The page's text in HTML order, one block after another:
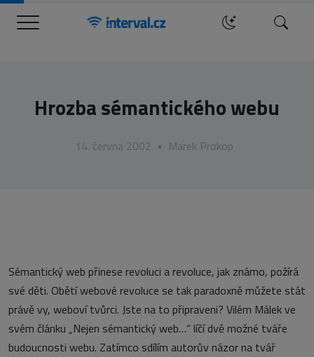
Menu Hledat
Hrozba sémantického webu
14. června 2002 • Marek Prokop
Sémantický web přinese revoluci a revoluce, jak známo, požírá
své děti. Obětí webové revoluce se tak paradoxně můžete stát
právě vy, weboví tvůrci. Jste na to připraveni? Vilém Málek ve
svém článku „Nejen sémantický web…“ líčí dvě možné tváře
budoucnosti webu. Zatímco sdílím autorův názor na tvář